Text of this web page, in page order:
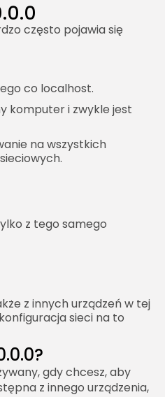
często pojawia się
co localhost.
komputer i zwykle jest
na wszystkich
z tego samego
z innych urządzeń w tej
sieci na to
gdy chcesz, aby
z innego urządzenia,